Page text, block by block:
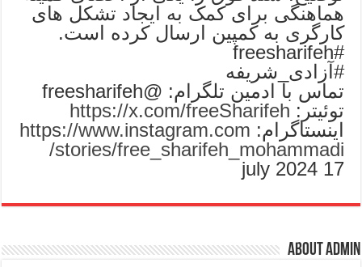
هماهنگی برای کمک به ایجاد تشکل های
کارگری به کمپین ارسال کرده است.
#freesharifeh
#آزادی_شریفه
تماس با ادمین تلگرام: @freesharifeh
توئیتر: https://x.com/freeSharifeh
اینستاگرام: https://www.instagram.com
/stories/free_sharifeh_mohammadi
17 july 2024
About admin